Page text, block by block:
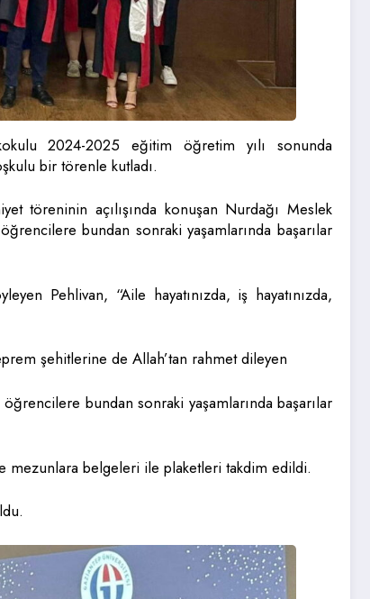
2024-2025 eğitim öğretim yılı sonunda
bir törenle kutladı.
töreninin açılışında konuşan Nurdağı Meslek
bundan sonraki yaşamlarında başarılar
Pehlivan, “Aile hayatınızda, iş hayatınızda,
şehitlerine de Allah’tan rahmet dileyen
bundan sonraki yaşamlarında başarılar
mezunlara belgeleri ile plaketleri takdim edildi.